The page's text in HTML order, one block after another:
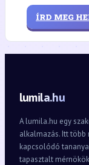
ÍRD MEG
lumila.hu
A lumila.hu egy
alkalmazás. Itt
kapcsolódó
tapasztalt